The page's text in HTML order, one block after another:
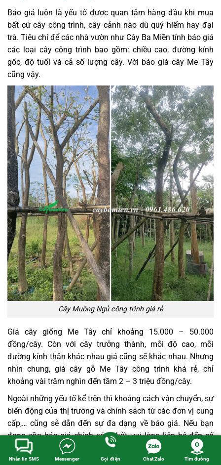
Báo giá luôn là yếu tố được quan tâm hàng đầu khi mua
bất cứ cây công trình, cây cảnh nào dù quý hiếm hay đại
trà. Tiêu chí để các nhà vườn như Cây Ba Miền tính báo giá
các loại cây công trình bao gồm: chiều cao, đường kính
gốc, độ tuổi và cả số lượng cây. Với báo giá cây Me Tây
cũng vậy.
Cây Muồng Ngủ công trình giá rẻ
Giá cây giống Me Tâychỉ khoảng 15.000 – 50.000
đồng/cây. Còn với cây trưởng thành, mỗi độ cao, mỗi
đường kính thân khác nhau giá cũng sẽ khác nhau. Nhưng
nhìn chung, giá cây gỗ Me Tây công trình khá rẻ, chỉ
khoảng vài trăm nghìn đến tầm 2 – 3 triệu đồng/cây.
Ngoài những yếu tố kể trên thì khoảng cách vận chuyển, sự
biến động của thị trường và chính sách từ các đơn vị cung
cấp,… cũng sẽ dẫn đến sự đa dạng về báo giá. Nếu bạn
đang cần báo giá chính xác nhất, vui lòng liên hệ đến số
HOTLINE 0961 486 620.
Tìm đường
Chat Zalo
Gọi điện
Messenger
Nhắn tin SMS